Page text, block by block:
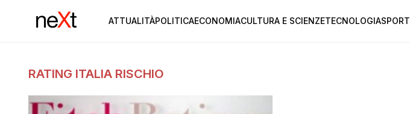
ATTUALITÀPOLITICAECONOMIACULTURA E SCIENZETECNOLOGIASPORT
RATING ITALIA RISCHIO